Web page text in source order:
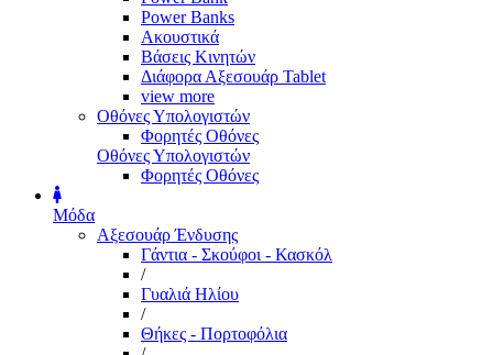
Power Banks
Ακουστικά
Βάσεις Κινητών
Διάφορα Αξεσουάρ Tablet
view more
Οθόνες Υπολογιστών
Φορητές Οθόνες
Οθόνες Υπολογιστών
Φορητές Οθόνες
Μόδα
Αξεσουάρ Ένδυσης
Γάντια - Σκούφοι - Κασκόλ
/
Γυαλιά Ηλίου
/
Θήκες - Πορτοφόλια